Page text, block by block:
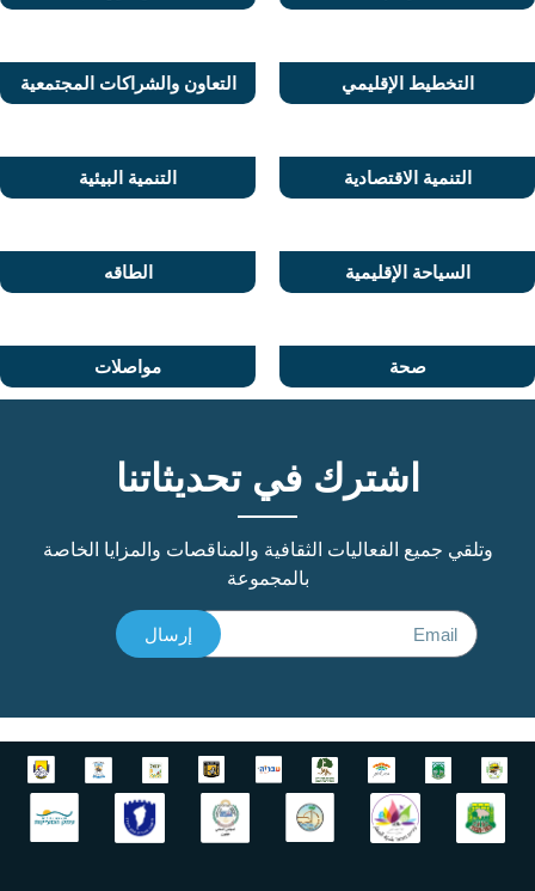
___________________________________
>
التخطيط الإقليمي التعاون والشراكات المجتمعية
التنمية الاقتصادية التنمية البيئية
السياحة الإقليمية الطاقه
صحة مواصلات
اشترك في تحديثاتنا
وتلقي جميع الفعاليات الثقافية والمناقصات والمزايا الخاصة
بالمجموعة
إرسال